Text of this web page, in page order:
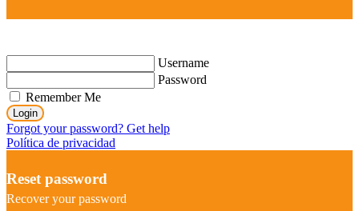
Username
Password
Remember Me
Login
Forgot your password? Get help
Política de privacidad
Reset password
Recover your password